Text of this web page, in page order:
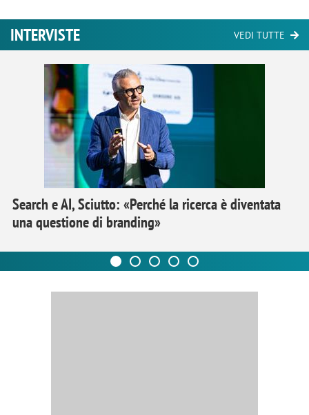
INTERVISTE VEDI TUTTE
Search e AI, Sciutto: «Perché la ricerca è diventata
una questione di branding»